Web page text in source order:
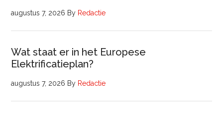
augustus 7, 2026 By Redactie
Wat staat er in het Europese
Elektrificatieplan?
augustus 7, 2026 By Redactie